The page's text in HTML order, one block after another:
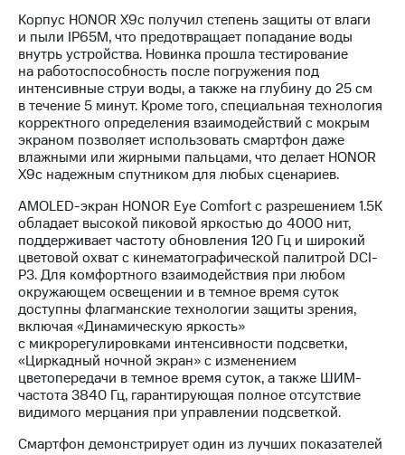
Корпус HONOR X9c получил степень защиты от влаги
и пыли IP65M, что предотвращает попадание воды
внутрь устройства. Новинка прошла тестирование
на работоспособность после погружения под
интенсивные струи воды, а также на глубину до 25 см
в течение 5 минут. Кроме того, специальная технология
корректного определения взаимодействий с мокрым
экраном позволяет использовать смартфон даже
влажными или жирными пальцами, что делает HONOR
X9c надежным спутником для любых сценариев.
AMOLED-экран HONOR Eye Comfort с разрешением 1.5К
обладает высокой пиковой яркостью до 4000 нит,
поддерживает частоту обновления 120 Гц и широкий
цветовой охват с кинематографической палитрой DCI-
P3. Для комфортного взаимодействия при любом
окружающем освещении и в темное время суток
доступны флагманские технологии защиты зрения,
включая «Динамическую яркость»
с микрорегулировками интенсивности подсветки,
«Циркадный ночной экран» с изменением
цветопередачи в темное время суток, а также ШИМ-
частота 3840 Гц, гарантирующая полное отсутствие
видимого мерцания при управлении подсветкой.
Смартфон демонстрирует один из лучших показателей